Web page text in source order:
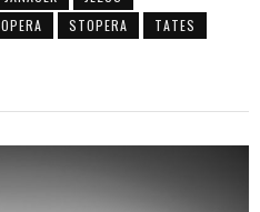
OPERA STOPERA
TATES